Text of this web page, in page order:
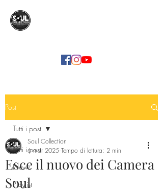
Post
Tutti i post
News
Playlist
Tutti i post
Esce il nuovo dei Camera
Soul
Soul Collection
6 mar 2025 Tempo di lettura: 2 min